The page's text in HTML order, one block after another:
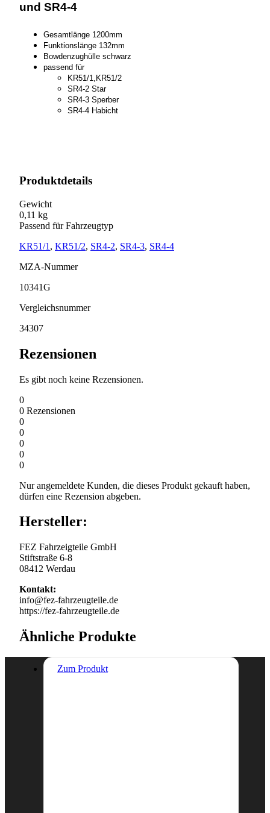
und SR4-4
Gesamtlänge 1200mm
Funktionslänge 132mm
Bowdenzughülle schwarz
passend für
KR51/1,KR51/2
SR4-2 Star
SR4-3 Sperber
SR4-4 Habicht
Produktdetails
Gewicht
0,11 kg
Passend für Fahrzeugtyp
KR51/1 , KR51/2, SR4-2, SR4-3, SR4-4
MZA-Nummer
10341G
Vergleichsnummer
34307
Rezensionen
Es gibt noch keine Rezensionen.
0
0 Rezensionen
0
0
0
0
0
Nur angemeldete Kunden, die dieses Produkt gekauft haben,
dürfen eine Rezension abgeben.
Hersteller:
FEZ Fahrzeigteile GmbH
Stiftstraße 6-8
08412 Werdau
Kontakt:
info@fez-fahrzeugteile.de
https://fez-fahrzeugteile.de
Ähnliche Produkte
Zum Produkt